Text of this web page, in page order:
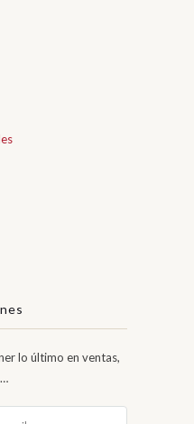
lo último en ventas,